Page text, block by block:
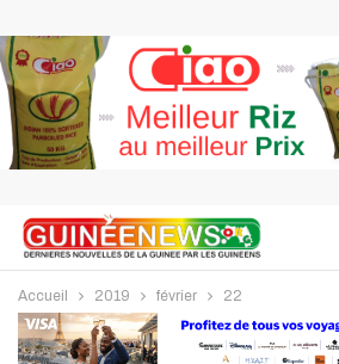
Accueil 2019 février 22